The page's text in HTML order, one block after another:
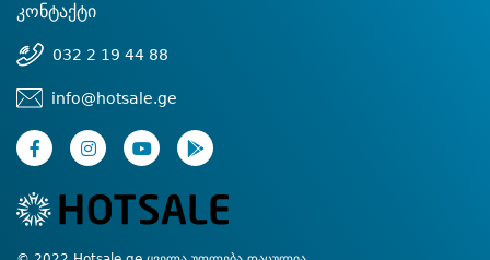
კონტაქტი
032 2 19 44 88
info@hotsale.ge